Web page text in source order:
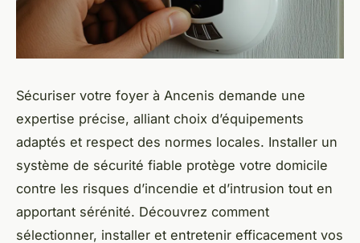
Sécuriser votre foyer à Ancenis demande une
expertise précise, alliant choix d’équipements
adaptés et respect des normes locales. Installer un
système de sécurité fiable protège votre domicile
contre les risques d’incendie et d’intrusion tout en
apportant sérénité. Découvrez comment
sélectionner, installer et entretenir efficacement vos